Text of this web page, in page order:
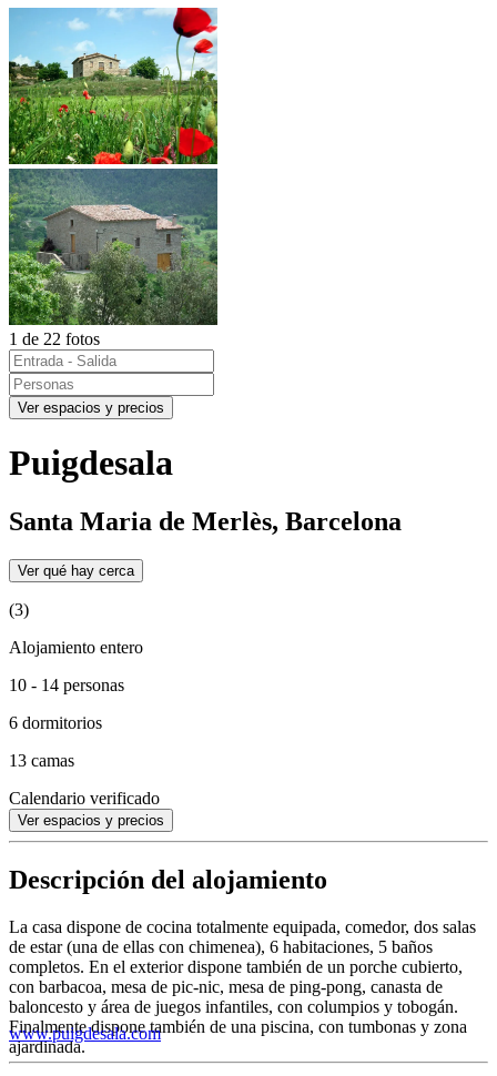
1 de 22 fotos
Ver espacios y precios
Puigdesala
Santa Maria de Merlès, Barcelona
Ver qué hay cerca
(3)
Alojamiento entero
10 - 14 personas
6 dormitorios
13 camas
Calendario verificado
Ver espacios y precios
Descripción del alojamiento
La casa dispone de cocina totalmente equipada, comedor, dos salas
de estar (una de ellas con chimenea), 6 habitaciones, 5 baños
completos. En el exterior dispone también de un porche cubierto,
con barbacoa, mesa de pic-nic, mesa de ping-pong, canasta de
baloncesto y área de juegos infantiles, con columpios y tobogán.
Finalmente dispone también de una piscina, con tumbonas y zona
ajardinada.
www.puigdesala.com